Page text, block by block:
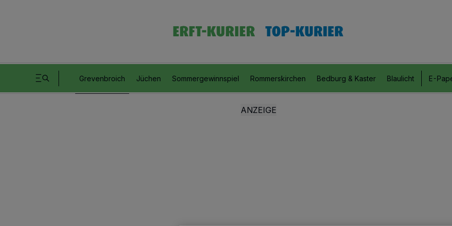
Grevenbroich Jüchen Sommergewinnspiel Rommerskirchen Bedburg & Kaster Blaulicht E-